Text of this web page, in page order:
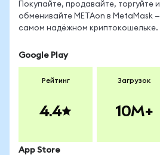
Покупайте, продавайте, торгуйте и
обменивайте METAon в MetaMask —
самом надёжном криптокошельке.
Google Play
Рейтинг
4.4
Загрузок
10M+
App Store